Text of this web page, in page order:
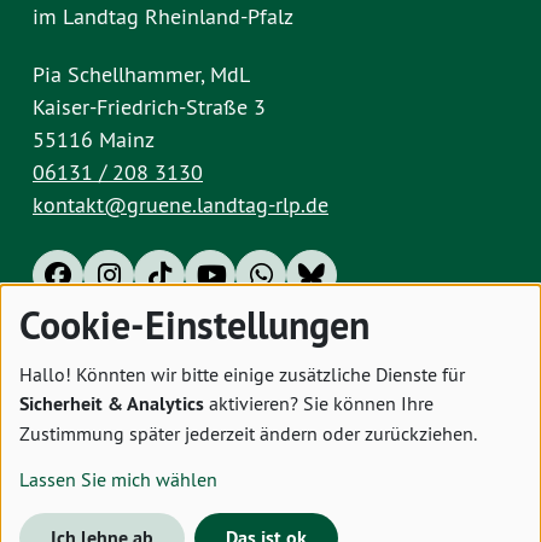
im Landtag Rheinland-Pfalz
Pia Schellhammer, MdL
Kaiser-Friedrich-Straße 3
55116 Mainz
06131 / 208 3130
kontakt@gruene.landtag-rlp.de
Impressum Datenschutz Cookies
Cookie-Einstellungen
Hallo! Könnten wir bitte einige zusätzliche Dienste für
Sicherheit & Analytics aktivieren? Sie können Ihre
Zustimmung später jederzeit ändern oder zurückziehen.
Lassen Sie mich wählen